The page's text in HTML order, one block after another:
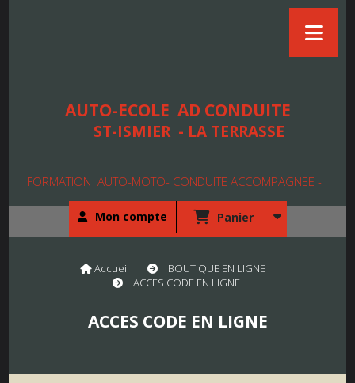
AUTO-ECOLE AD CONDUITE
ST-ISMIER - LA TERRASSE
FORMATION AUTO-MOTO- CONDUITE ACCOMPAGNEE -
Mon compte Panier
Accueil
BOUTIQUE EN LIGNE
ACCES CODE EN LIGNE
ACCES CODE EN LIGNE